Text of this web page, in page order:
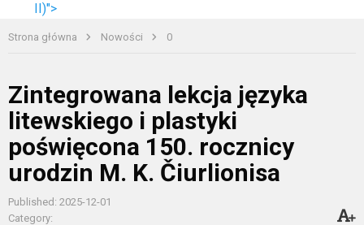
II)">
Strona główna Nowości 0
Zintegrowana lekcja języka
litewskiego i plastyki
poświęcona 150. rocznicy
urodzin M. K. Čiurlionisa
Published: 2025-12-01
Category: